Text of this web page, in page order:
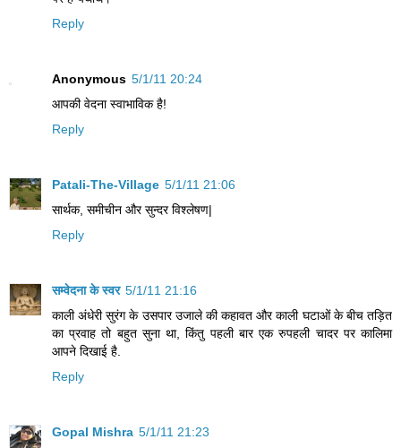
Reply
Anonymous 5/1/11 20:24
आपकी वेदना स्वाभाविक है!
Reply
Patali-The-Village 5/1/11 21:06
सार्थक, समीचीन और सुन्दर विश्लेषण|
Reply
सम्वेदना के स्वर 5/1/11 21:16
काली अंधेरी सुरंग के उसपार उजाले की कहावत और काली घटाओं के बीच तड़ित
का प्रवाह तो बहुत सुना था, किंतु पहली बार एक रुपहली चादर पर कालिमा
आपने दिखाई है.
Reply
Gopal Mishra 5/1/11 21:23